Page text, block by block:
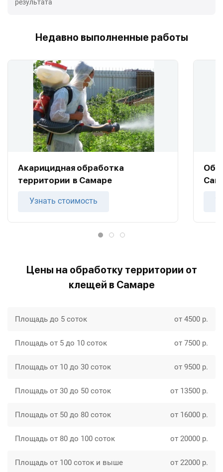
результата
Недавно выполненные работы
Акарицидная обработка
территории в Самаре
Узнать стоимость
Цены на обработку территории от
клещей в Самаре
Площадь до 5 соток от 4500 р.
Площадь от 5 до 10 соток от 7500 р.
Площадь от 10 до 30 соток от 9500 р.
Площадь от 30 до 50 соток от 13500 р.
Площадь от 50 до 80 соток от 16000 р.
Площадь от 80 до 100 соток от 20000 р.
Площадь от 100 соток и выше от 22000 р.